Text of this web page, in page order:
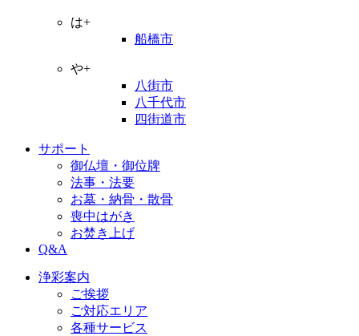
は+
船橋市
や+
八街市
八千代市
四街道市
サポート
御仏壇・御位牌
法事・法要
お墓・納骨・散骨
喪中はがき
お焚き上げ
Q&A
浄彩案内
ご挨拶
ご対応エリア
各種サービス